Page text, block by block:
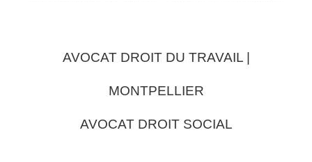
AVOCAT DROIT DU TRAVAIL |
MONTPELLIER
AVOCAT DROIT SOCIAL